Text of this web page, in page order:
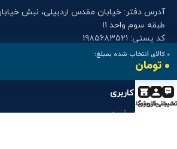
۰ کالای انتخاب شده بمبلغ:
۰ تومان
طبقه سوم واحد ۱۱
کد پستی: ۱۹۸۵۶۸۳۵۲۱
تلفن وگ کالا: ۲۶۳۷۳۲۶۲-۰۲۱ , ۲۶۳۷۳۲۶۴-۰۲۱
موبایل دفتر وگ کالا: ۰۹۰۰۱۲۲۷۹۱۴
فرم های کاربری
درخواست خرید
حساب کاربری
فروشگاه